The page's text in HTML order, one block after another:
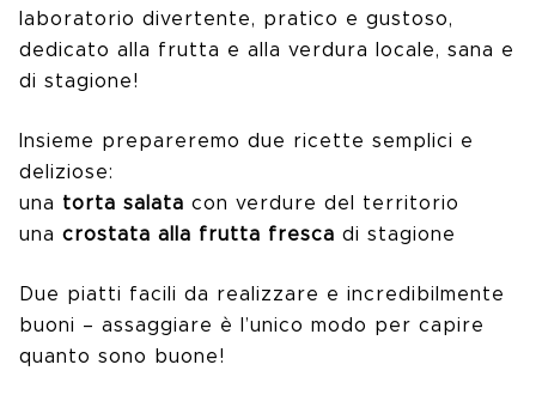
laboratorio divertente, pratico e gustoso,
dedicato alla frutta e alla verdura locale, sana e
di stagione!
Insieme prepareremo due ricette semplici e
deliziose:
una torta salata con verdure del territorio
una crostata alla frutta fresca di stagione
Due piatti facili da realizzare e incredibilmente
buoni – assaggiare è l’unico modo per capire
quanto sono buone!